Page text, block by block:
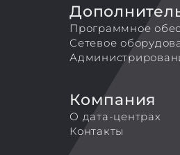
Программное
Сетевое
Компания
О дата-центрах
Контакты